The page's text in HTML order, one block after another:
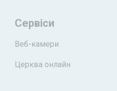
Сервіси
Веб-камери
Церква онлайн